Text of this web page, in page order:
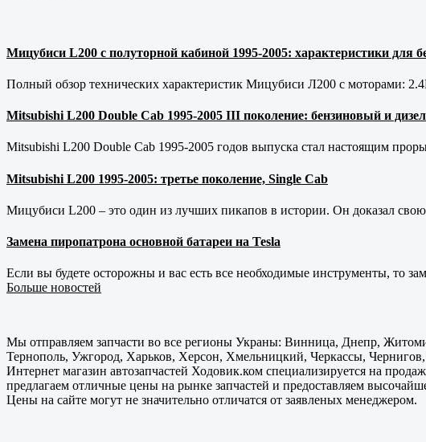
Мицубиси L200 с полуторной кабиной 1995-2005: характеристики для
Полный обзор технических характеристик Мицубиси Л200 с моторами:
Mitsubishi L200 Double Cab 1995-2005 III поколение: бензиновый и
Mitsubishi L200 Double Cab 1995-2005 годов выпуска стал настоящим
Mitsubishi L200 1995-2005: третье поколение, Single Cab
Мицубиси L200 – это один из лучших пикапов в истории. Он доказал
Замена пиропатрона основной батареи на Tesla
Если вы будете осторожны и вас есть все необходимые инструменты, то
Больше новостей
Мы отправляем запчасти во все регионы Украны: Винница, Днепр,
Тернополь, Ужгород, Харьков, Херсон, Хмельницкий, Черкассы,
Интернет магазин автозапчастей Ходовик.ком специализируется на
предлагаем отличные цены на рынке запчастей и предоставляем
Цены на сайте могут не значительно отличатся от заявленых менеджером.